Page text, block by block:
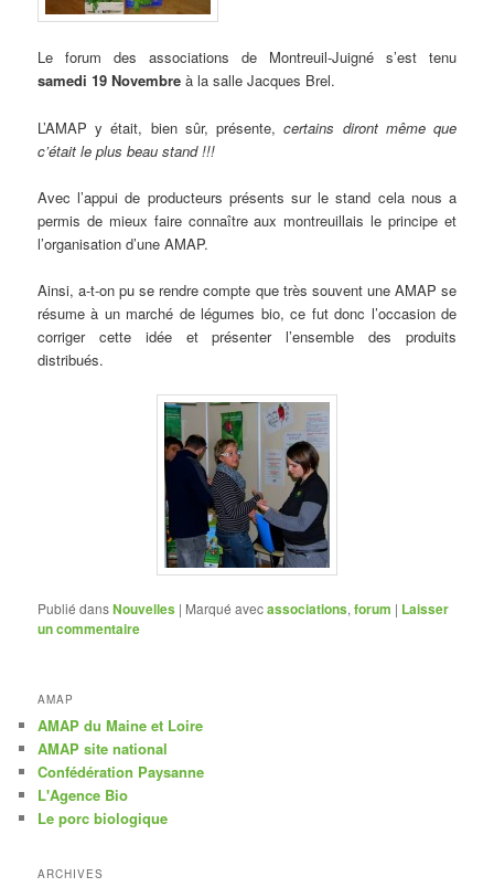
Le forum des associations de Montreuil-Juigné s’est tenu
samedi 19 Novembre à la salle Jacques Brel.
L’AMAP y était, bien sûr, présente,certains diront même que
c’était le plus beau stand !!!
Avec l’appui de producteurs présents sur le stand cela nous a
permis de mieux faire connaître aux montreuillais le principe et
l’organisation d’une AMAP.
Ainsi, a-t-on pu se rendre compte que très souvent une AMAP se
résume à un marché de légumes bio, ce fut donc l’occasion de
corriger cette idée et présenter l’ensemble des produits
distribués.
Publié dansNouvelles | Marqué avecassociations,forum | Laisser
un commentaire
AMAP
AMAP du Maine et Loire
AMAP site national
Confédération Paysanne
L'Agence Bio
Le porc biologique
ARCHIVES